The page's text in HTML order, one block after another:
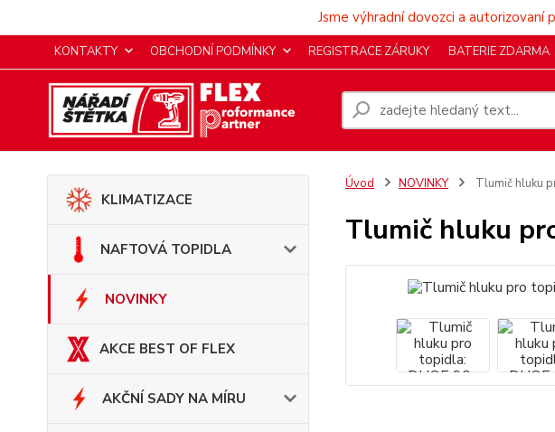
Jsme výhradní dovozci a
KONTAKTY OBCHODNÍ PODMÍNKY REGISTRACE ZÁRUKY BATERIE ZDARMA
KLIMATIZACE
NAFTOVÁ TOPIDLA
NOVINKY
AKCE BEST OF FLEX
AKČNÍ SADY NA MÍRU
Úvod NOVINKY Tlumič hluku
Tlumič hluku